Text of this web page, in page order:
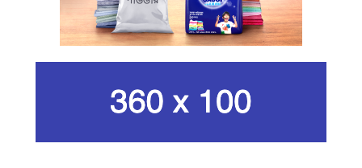
ইরানের সর্বোচ্চ ধর্মীয় নেতা খামেনি নিহত
গান দিয়ে তারুণ্যে আধুনিকতা আনতে